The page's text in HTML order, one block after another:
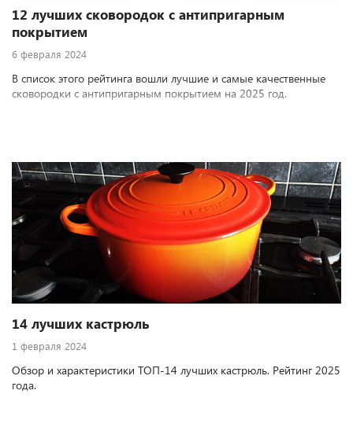
12 лучших сковородок с антипригарным
покрытием
6 февраля 2024
В список этого рейтинга вошли лучшие и самые качественные
сковородки с антипригарным покрытием на 2025 год.
14 лучших кастрюль
1 февраля 2024
Обзор и характеристики ТОП-14 лучших кастрюль. Рейтинг 2025
года.